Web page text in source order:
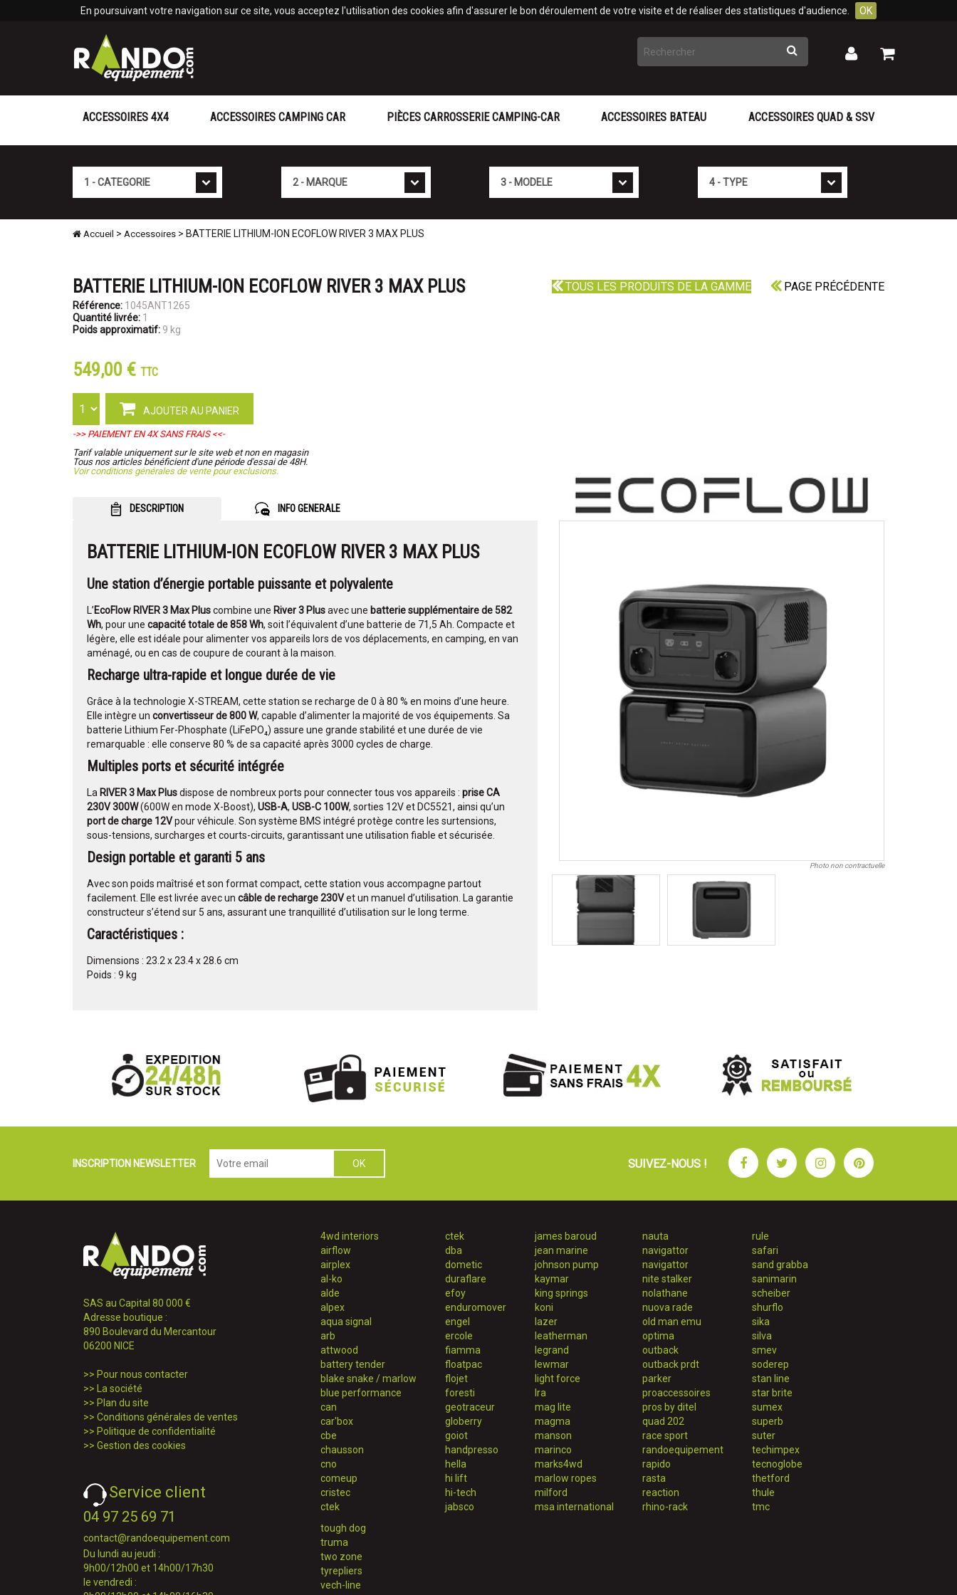
En poursuivant votre navigation sur ce site, vous acceptez l'utilisation des cookies afin d'assurer le bon déroulement de votre visite et de réaliser des statistiques d'audience. OK
Rechercher Mon
Mon
ACCESSOIRES 4X4 ACCESSOIRES CAMPING CAR PIÈCES CARROSSERIE CAMPING-CAR ACCESSOIRES BATEAU ACCESSOIRES QUAD & SSV
Accueil > Accessoires > BATTERIE LITHIUM-ION ECOFLOW RIVER 3 MAX PLUS
TOUS LES PRODUITS DE LA GAMME PAGE PRÉCÉDENTE
BATTERIE LITHIUM-ION ECOFLOW RIVER 3 MAX PLUS
Référence: 1045ANT1265
Quantité livrée: 1
Poids approximatif: 9 kg
549,00 € TTC
AJOUTER AU PANIER
->> PAIEMENT EN 4X SANS FRAIS <<-
Tarif valable uniquement sur le site web et non en magasin
Tous nos articles bénéficient d'une période d'essai de 48H.
Voir conditions générales de vente pour exclusions.
DESCRIPTION INFO GENERALE
BATTERIE LITHIUM-ION ECOFLOW RIVER 3 MAX PLUS
Une station d’énergie portable puissante et polyvalente
L’EcoFlow RIVER 3 Max Pluscombine une River 3 Plusavec une batterie supplémentaire de 582
Wh, pour une capacité totale de 858 Wh, soit l’équivalent d’une batterie de 71,5 Ah. Compacte et
légère, elle est idéale pour alimenter vos appareils lors de vos déplacements, en camping, en van
aménagé, ou en cas de coupure de courant à la maison.
Recharge ultra-rapide et longue durée de vie
Grâce à la technologie X-STREAM, cette station se recharge de 0 à 80 % en moins d’une heure.
Elle intègre un convertisseur de 800 W, capable d’alimenter la majorité de vos équipements. Sa
batterie Lithium Fer-Phosphate (LiFePO₄) assure une grande stabilité et une durée de vie
remarquable : elle conserve 80 % de sa capacité après 3000 cycles de charge.
Multiples ports et sécurité intégrée
La RIVER 3 Max Plusdispose de nombreux ports pour connecter tous vos appareils : prise CA
230V 300W(600W en mode X-Boost), USB-A, USB-C 100W, sorties 12V et DC5521, ainsi qu’un
port de charge 12Vpour véhicule. Son système BMS intégré protège contre les surtensions,
sous-tensions, surcharges et courts-circuits, garantissant une utilisation fiable et sécurisée.
Design portable et garanti 5 ans
Avec son poids maîtrisé et son format compact, cette station vous accompagne partout
facilement. Elle est livrée avec un câble de recharge 230Vet un manuel d’utilisation. La garantie
constructeur s’étend sur 5 ans, assurant une tranquillité d’utilisation sur le long terme.
Caractéristiques :
Dimensions : 23.2 x 23.4 x 28.6 cm
Poids : 9 kg
Photo non contractuelle
INSCRIPTION NEWSLETTER SUIVEZ-NOUS ! FacebookTwitterInstagramPinterest
SAS au Capital 80 000 €
Adresse boutique :
890 Boulevard du Mercantour
06200 NICE
>> Pour nous contacter
>> La société
>> Plan du site
>> Conditions générales de ventes
>> Politique de confidentialité
>> Gestion des cookies
Service client
04 97 25 69 71
contact@randoequipement.com
Du lundi au jeudi :
9h00/12h00 et 14h00/17h30
le vendredi :
4wd interiors
airflow
airplex
al-ko
alde
alpex
aqua signal
arb
attwood
battery tender
blake snake / marlow
blue performance
can
car'box
cbe
chausson
cno
comeup
cristec
ctek
ctek
dba
dometic
duraflare
efoy
enduromover
engel
ercole
fiamma
floatpac
flojet
foresti
geotraceur
globerry
goiot
handpresso
hella
hi lift
hi-tech
jabsco
james baroud
jean marine
johnson pump
kaymar
king springs
koni
lazer
leatherman
legrand
lewmar
light force
lra
mag lite
magma
manson
marinco
marks4wd
marlow ropes
milford
msa international
nauta
navigattor
navigattor
nite stalker
nolathane
nuova rade
old man emu
optima
outback
outback prdt
parker
proaccessoires
pros by ditel
quad 202
race sport
randoequipement
rapido
rasta
reaction
rhino-rack
rule
safari
sand grabba
sanimarin
scheiber
shurflo
sika
silva
smev
soderep
stan line
star brite
sumex
superb
suter
techimpex
tecnoglobe
thetford
thule
tmc
tough dog
truma
two zone
tyrepliers
vech-line
Panneau de gestion des cookies